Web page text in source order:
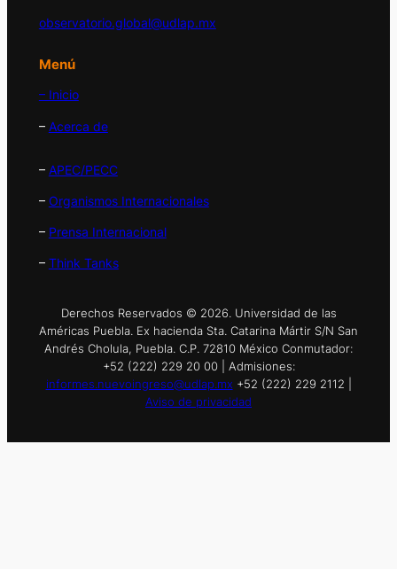
observatorio.global@udlap.mx
Menú
– Inicio
– Acerca de
– APEC/PECC
– Organismos Internacionales
– Prensa Internacional
– Think Tanks
Derechos Reservados © 2026. Universidad de las
Américas Puebla. Ex hacienda Sta. Catarina Mártir S/N San
Andrés Cholula, Puebla. C.P. 72810 México Conmutador:
+52 (222) 229 20 00 | Admisiones:
informes.nuevoingreso@udlap.mx +52 (222) 229 2112 |
Aviso de privacidad